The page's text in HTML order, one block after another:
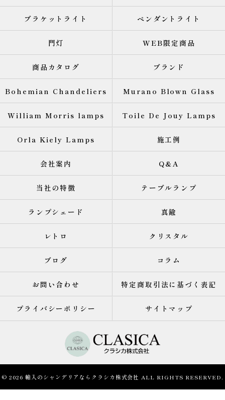
ブラケットライト ペンダントライト
門灯 WEB限定商品
商品カタログ ブランド
Bohemian Chandeliers Murano Blown Glass
William Morris lamps Toile De Jouy Lamps
Orla Kiely Lamps 施工例
会社案内 Q&A
当社の特徴 テーブルランプ
ランプシェード 真鍮
レトロ クリスタル
ブログ コラム
お問い合わせ 特定商取引法に基づく表記
プライバシーポリシー サイトマップ
© 2026 輸入のシャンデリアならクラシカ株式会社 ALL RIGHTS RESERVED.